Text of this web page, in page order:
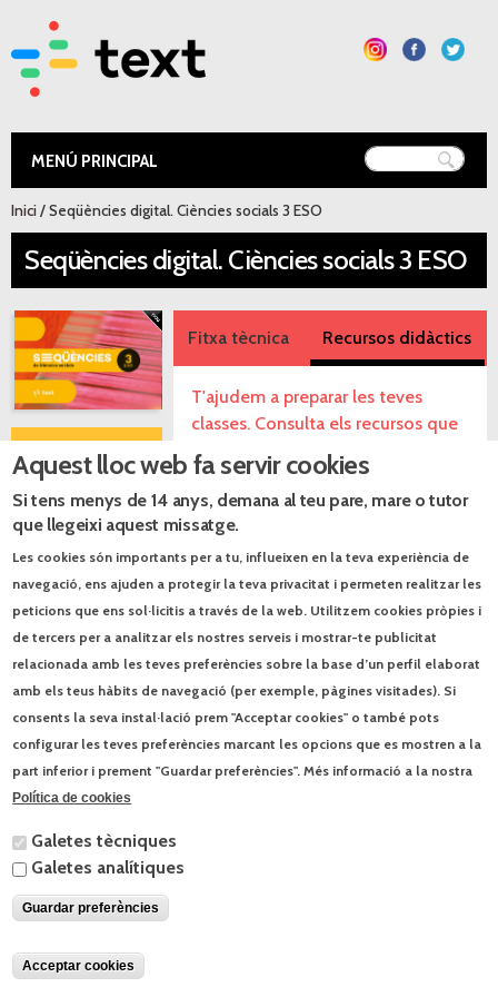
contingut
Text Educació
Esteu aquí
Inici/ Seqüències digital. Ciències socials 3 ESO
Seqüències digital. Ciències socials 3 ESO
Consulta la
web de
Seqüències
Fitxa tècnica Recursos didàctics
T'ajudem a preparar les teves
classes. Consulta els recursos que
t'oferim.
Accés al portal
© Enciclopèdia Catalana, SLU | Josep Pla, 95 - 08019 Barcelona - Tel. 93
412 00 30 |
Contacta | Condicions d'ús
Aquest lloc web fa servir cookies
Si tens menys de 14 anys, demana al teu pare, mare o tutor
que llegeixi aquest missatge.
Les cookies són importants per a tu, influeixen en la teva experiència de
navegació, ens ajuden a protegir la teva privacitat i permeten realitzar les
peticions que ens sol·licitis a través de la web. Utilitzem cookies pròpies i
de tercers per a analitzar els nostres serveis i mostrar-te publicitat
relacionada amb les teves preferències sobre la base d’un perfil elaborat
amb els teus hàbits de navegació (per exemple, pàgines visitades). Si
consents la seva instal·lació prem "Acceptar cookies" o també pots
configurar les teves preferències marcant les opcions que es mostren a la
part inferior i prement "Guardar preferències". Més informació a la nostra
Política de cookies
Galetes tècniques
Galetes analítiques
Guardar preferències
Acceptar cookies